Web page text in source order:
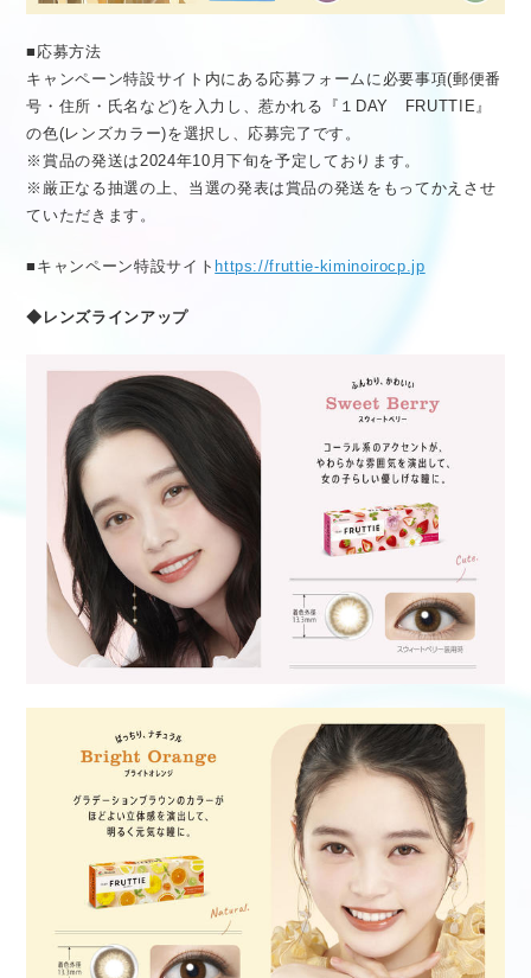
■応募方法
キャンペーン特設サイト内にある応募フォームに必要事項(郵便番
号・住所・氏名など)を入力し、惹かれる『１DAY FRUTTIE』
の色(レンズカラー)を選択し、応募完了です。
※賞品の発送は2024年10月下旬を予定しております。
※厳正なる抽選の上、当選の発表は賞品の発送をもってかえさせ
ていただきます。
■キャンペーン特設サイト https://fruttie-kiminoirocp.jp
◆レンズラインアップ